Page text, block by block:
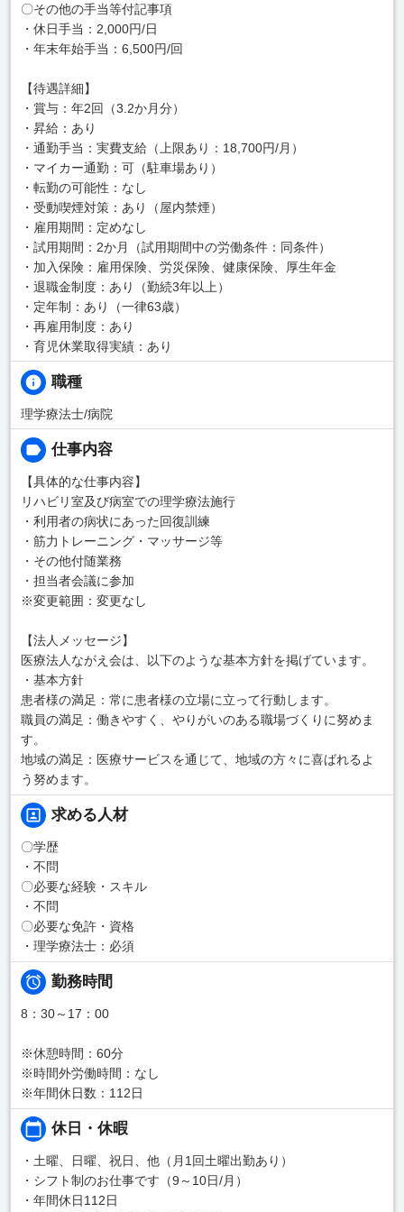
〇その他の手当等付記事項
・休日手当：2,000円/日
・年末年始手当：6,500円/回
【待遇詳細】
・賞与：年2回（3.2か月分）
・昇給：あり
・通勤手当：実費支給（上限あり：18,700円/月）
・マイカー通勤：可（駐車場あり）
・転勤の可能性：なし
・受動喫煙対策：あり（屋内禁煙）
・雇用期間：定めなし
・試用期間：2か月（試用期間中の労働条件：同条件）
・加入保険：雇用保険、労災保険、健康保険、厚生年金
・退職金制度：あり（勤続3年以上）
・定年制：あり（一律63歳）
・再雇用制度：あり
・育児休業取得実績：あり
職種
理学療法士/病院
仕事内容
【具体的な仕事内容】
リハビリ室及び病室での理学療法施行
・利用者の病状にあった回復訓練
・筋力トレーニング・マッサージ等
・その他付随業務
・担当者会議に参加
※変更範囲：変更なし
【法人メッセージ】
医療法人ながえ会は、以下のような基本方針を掲げています。
・基本方針
患者様の満足：常に患者様の立場に立って行動します。
職員の満足：働きやすく、やりがいのある職場づくりに努めま
す。
地域の満足：医療サービスを通じて、地域の方々に喜ばれるよ
う努めます。
求める人材
〇学歴
・不問
〇必要な経験・スキル
・不問
〇必要な免許・資格
・理学療法士：必須
勤務時間
8：30～17：00
※休憩時間：60分
※時間外労働時間：なし
※年間休日数：112日
休日・休暇
・土曜、日曜、祝日、他（月1回土曜出勤あり）
・シフト制のお仕事です（9～10日/月）
・年間休日112日